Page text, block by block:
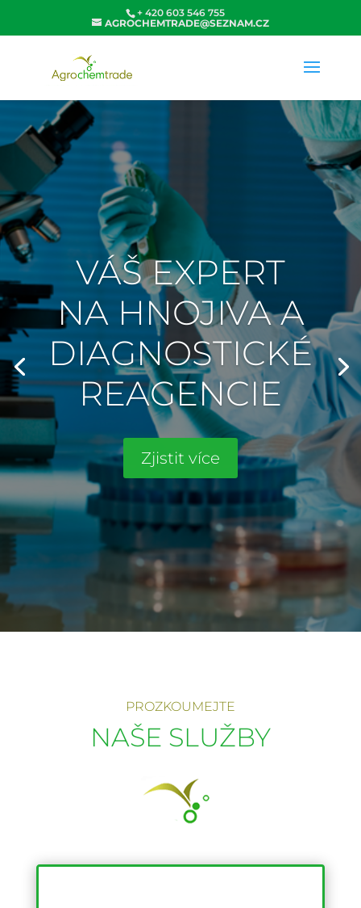
+ 420 603 546 755
AGROCHEMTRADE@SEZNAM.CZ
VÁŠ EXPERT
NA HNOJIVA A
DIAGNOSTICKÉ
REAGENCIE
Zjistit více
PROZKOUMEJTE
NAŠE SLUŽBY